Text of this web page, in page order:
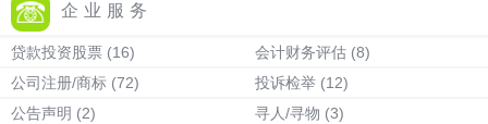
企业服务
贷款投资股票 (16) 会计财务评估 (8)
公司注册/商标 (72) 投诉检举 (12)
公告声明 (2) 寻人/寻物 (3)